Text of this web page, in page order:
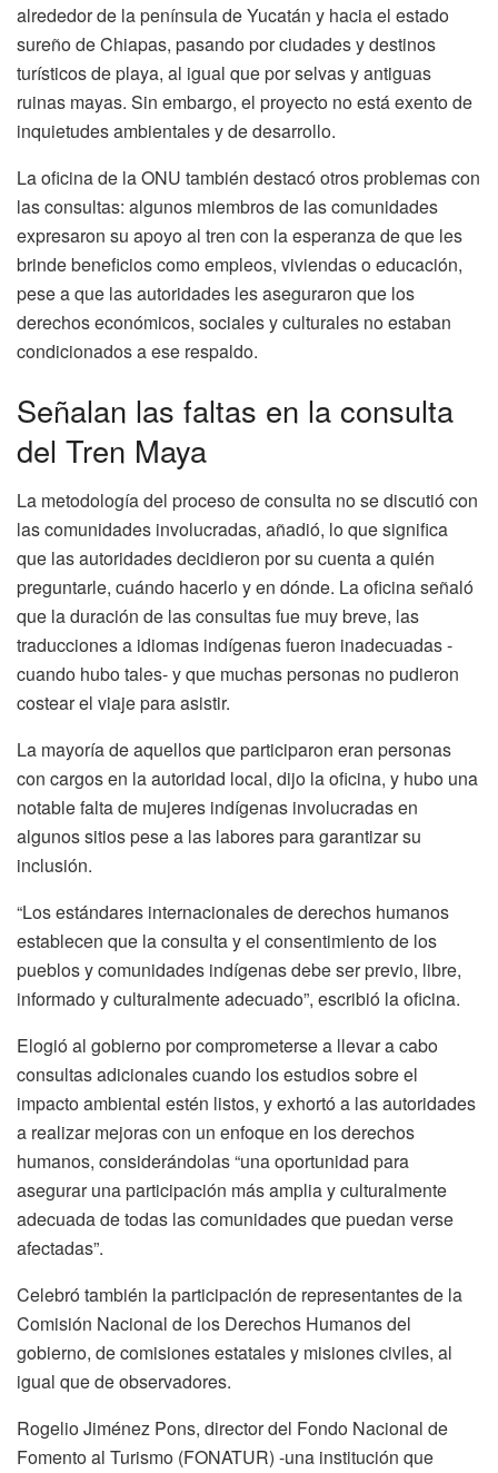
alrededor de la península de Yucatán y hacia el estado
sureño de Chiapas, pasando por ciudades y destinos
turísticos de playa, al igual que por selvas y antiguas
ruinas mayas. Sin embargo, el proyecto no está exento de
inquietudes ambientales y de desarrollo.
La oficina de la ONU también destacó otros problemas con
las consultas: algunos miembros de las comunidades
expresaron su apoyo al tren con la esperanza de que les
brinde beneficios como empleos, viviendas o educación,
pese a que las autoridades les aseguraron que los
derechos económicos, sociales y culturales no estaban
condicionados a ese respaldo.
Señalan las faltas en la consulta
del Tren Maya
La metodología del proceso de consulta no se discutió con
las comunidades involucradas, añadió, lo que significa
que las autoridades decidieron por su cuenta a quién
preguntarle, cuándo hacerlo y en dónde. La oficina señaló
que la duración de las consultas fue muy breve, las
traducciones a idiomas indígenas fueron inadecuadas -
cuando hubo tales- y que muchas personas no pudieron
costear el viaje para asistir.
La mayoría de aquellos que participaron eran personas
con cargos en la autoridad local, dijo la oficina, y hubo una
notable falta de mujeres indígenas involucradas en
algunos sitios pese a las labores para garantizar su
inclusión.
“Los estándares internacionales de derechos humanos
establecen que la consulta y el consentimiento de los
pueblos y comunidades indígenas debe ser previo, libre,
informado y culturalmente adecuado”, escribió la oficina.
Elogió al gobierno por comprometerse a llevar a cabo
consultas adicionales cuando los estudios sobre el
impacto ambiental estén listos, y exhortó a las autoridades
a realizar mejoras con un enfoque en los derechos
humanos, considerándolas “una oportunidad para
asegurar una participación más amplia y culturalmente
adecuada de todas las comunidades que puedan verse
afectadas”.
Celebró también la participación de representantes de la
Comisión Nacional de los Derechos Humanos del
gobierno, de comisiones estatales y misiones civiles, al
igual que de observadores.
Rogelio Jiménez Pons, director del Fondo Nacional de
Fomento al Turismo (FONATUR) -una institución que